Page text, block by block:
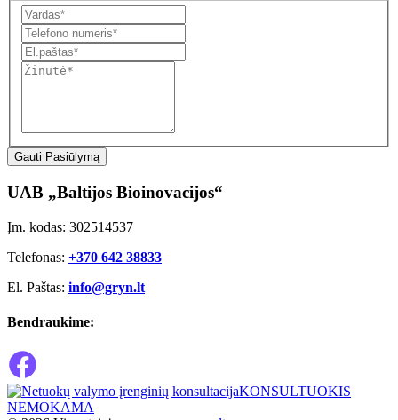
Gauti Pasiūlymą
UAB „Baltijos Bioinovacijos“
Įm. kodas: 302514537
Telefonas: +370 642 38833
El. Paštas: info@gryn.lt
Bendraukime:
KONSULTUOKIS
NEMOKAMA